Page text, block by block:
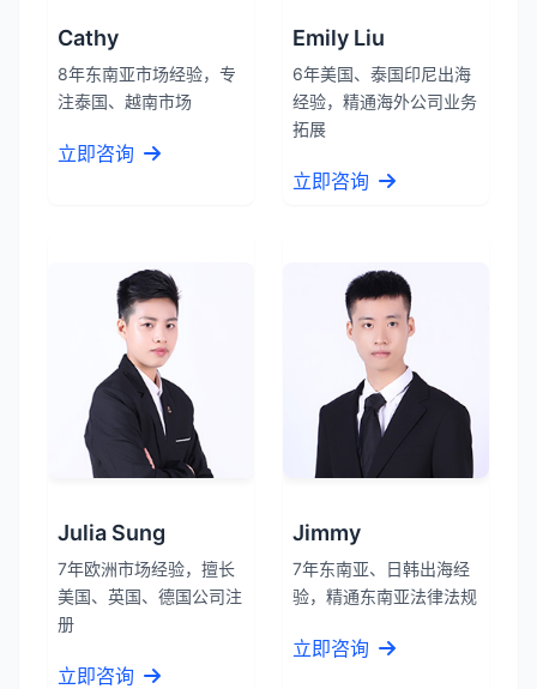
Cathy
8年东南亚市场经验，专
注泰国、越南市场
立即咨询
Emily Liu
6年美国、泰国印尼出海
经验，精通海外公司业务
拓展
立即咨询
Julia Sung
7年欧洲市场经验，擅长
美国、英国、德国公司注
册
立即咨询
Jimmy
7年东南亚、日韩出海经
验，精通东南亚法律法规
立即咨询
张先生 ★★★★★
服务专业高效，一周就完成了泰国公司注